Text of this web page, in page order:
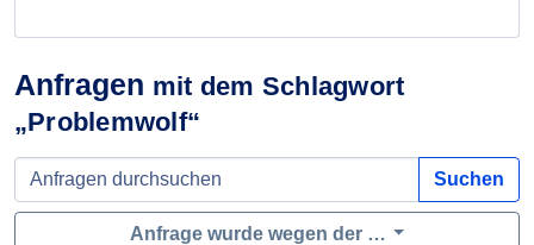
Anfragen mit dem Schlagwort
„Problemwolf“
Suchen
Anfrage wurde wegen der …